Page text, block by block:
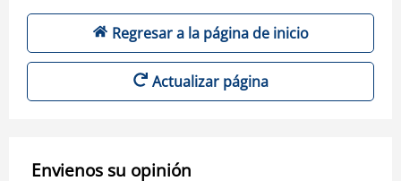
Regresar a la página de inicio
Actualizar página
Envienos su opinión